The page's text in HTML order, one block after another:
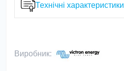
Технічні характеристики
Виробник: